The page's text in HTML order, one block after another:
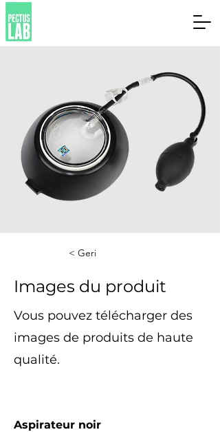
< Geri
Images du produit
Vous pouvez télécharger des
images de produits de haute
qualité.
Aspirateur noir